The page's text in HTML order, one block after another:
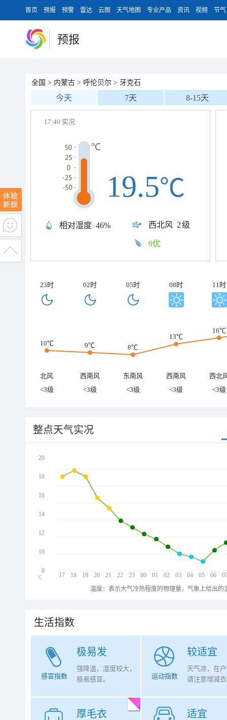
首页 预报 预警 雷达 云图 天气地图 专业产品 资讯 视频 节气
预报
全国 > 内蒙古 > 呼伦贝尔 > 牙克石
今天 7天 8-15天
17:40 实况
相对湿度 46% 西北风 2级
19.5℃
9优
23时 02时 05时 08时 11时
10℃ 9℃ 8℃
13℃
16℃
北风 西南风 东南风 西南风
西北
<3级
<3级 <3级 <3级 <3级
整点天气实况
17 18 19 20 21 22 23 00 01 02 03 04 05 06
20
18
16
14
12
10
8
℃
温度：表示大气冷热程度的物理量，气象上给出
生活指数
极易发
感冒指数
强降温，湿度较大，
极易感冒。
较适宜
运动指数
天气凉，在
请注意增减
厚毛衣 适宜